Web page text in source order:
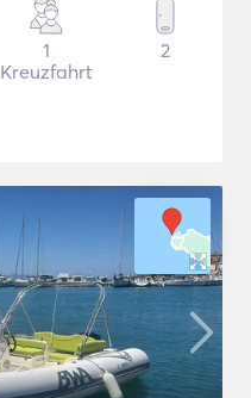
1
Kreuzfahrt
2